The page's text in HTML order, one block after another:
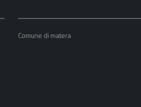
Comune di matera